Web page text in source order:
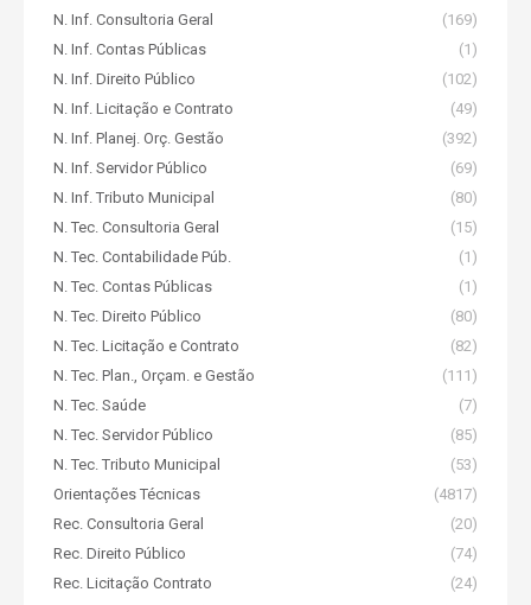
N. Inf. Consultoria Geral
(169)
N. Inf. Contas Públicas
(1)
N. Inf. Direito Público
(102)
N. Inf. Licitação e Contrato
(49)
N. Inf. Planej. Orç. Gestão
(392)
N. Inf. Servidor Público
(69)
N. Inf. Tributo Municipal
(80)
N. Tec. Consultoria Geral
(15)
N. Tec. Contabilidade Púb.
(1)
N. Tec. Contas Públicas
(1)
N. Tec. Direito Público
(80)
N. Tec. Licitação e Contrato
(82)
N. Tec. Plan., Orçam. e Gestão
(111)
N. Tec. Saúde
(7)
N. Tec. Servidor Público
(85)
N. Tec. Tributo Municipal
(53)
Orientações Técnicas
(4817)
Rec. Consultoria Geral
(20)
Rec. Direito Público
(74)
Rec. Licitação Contrato
(24)